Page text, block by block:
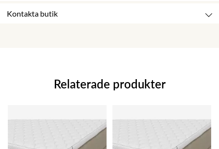
Kontakta butik
Relaterade produkter